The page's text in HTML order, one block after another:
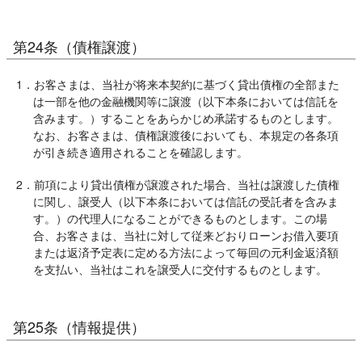
第24条（債権譲渡）
1．お客さまは、当社が将来本契約に基づく貸出債権の全部また
は一部を他の金融機関等に譲渡（以下本条においては信託を
含みます。）することをあらかじめ承諾するものとします。
なお、お客さまは、債権譲渡後においても、本規定の各条項
が引き続き適用されることを確認します。
2．前項により貸出債権が譲渡された場合、当社は譲渡した債権
に関し、譲受人（以下本条においては信託の受託者を含みま
す。）の代理人になることができるものとします。この場
合、お客さまは、当社に対して従来どおりローンお借入要項
または返済予定表に定める方法によって毎回の元利金返済額
を支払い、当社はこれを譲受人に交付するものとします。
第25条（情報提供）